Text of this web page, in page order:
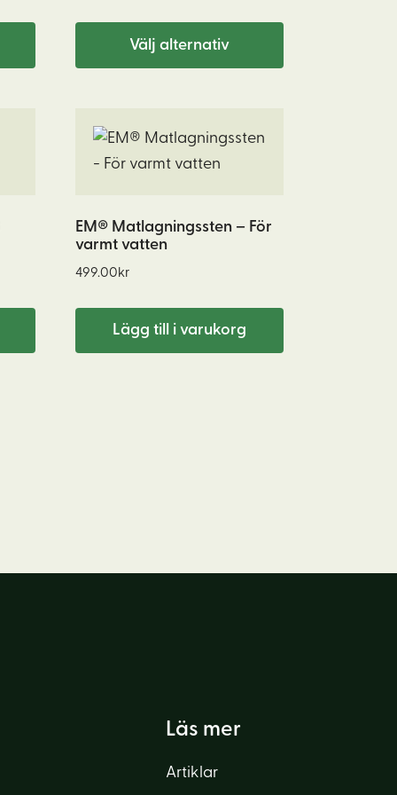
799.00kr
Välj alternativ
alternativen
kan
produktsidan
EM® Matlagningssten – För
varmt vatten
499.00kr
Lägg till i varukorg
Läs mer
Artiklar